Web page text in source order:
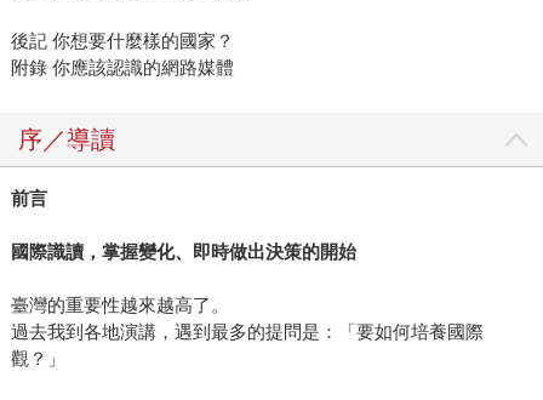
後記 你想要什麼樣的國家？
附錄 你應該認識的網路媒體
序／導讀
前言
國際識讀，掌握變化、即時做出決策的開始
臺灣的重要性越來越高了。
過去我到各地演講，遇到最多的提問是：「要如何培養國際
觀？」